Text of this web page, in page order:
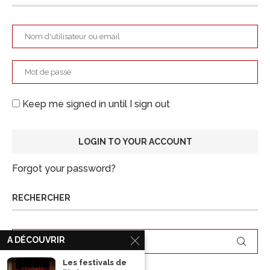
Keep me signed in until I sign out
Forgot your password?
RECHERCHER
A DÉCOUVRIR
Les festivals de